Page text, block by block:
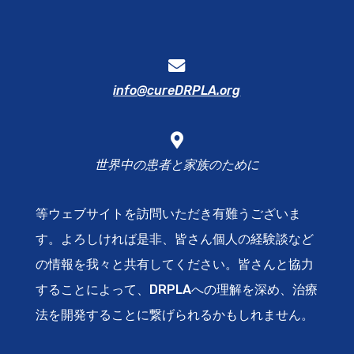
info@cureDRPLA.org
世界中の患者と家族のために
等ウェブサイトを訪問いただき有難うございま
す。よろしければ是非、皆さん個人の経験談など
の情報を我々と共有してください。皆さんと協力
することによって、DRPLAへの理解を深め、治療
法を開発することに繋げられるかもしれません。